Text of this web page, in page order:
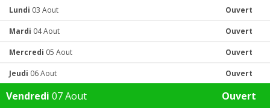
Lundi 03 Aout Ouvert
Mardi 04 Aout Ouvert
Mercredi 05 Aout Ouvert
Jeudi 06 Aout Ouvert
Vendredi 07 Aout Ouvert